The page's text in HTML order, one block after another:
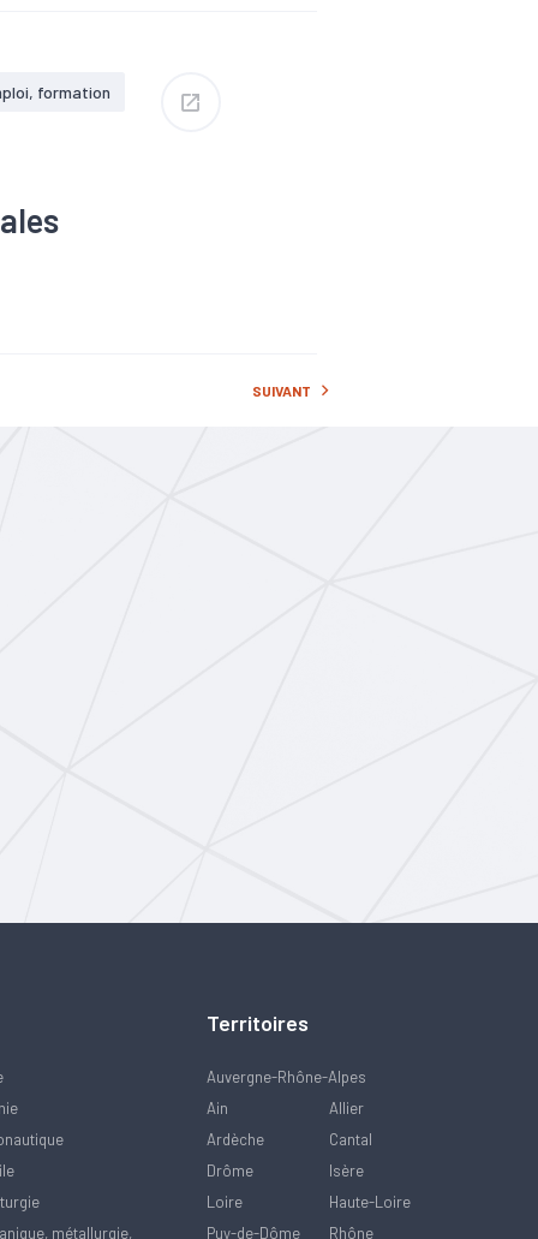
formation
SUIVANT
métallurgie,
Territoires
Auvergne-Rhône-Alpes
Ain
Allier
Ardèche
Cantal
Drôme
Isère
Loire
Haute-Loire
Puy-de-Dôme
Rhône